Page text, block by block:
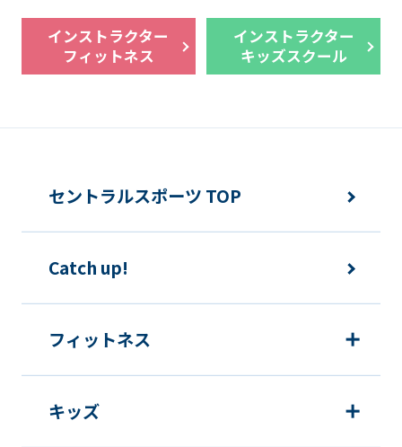
インストラクター
フィットネス
インストラクター
キッズスクール
ask
that
you
understand
before
Automatic
セントラルスポーツ TOP
Catch up!
フィットネス
キッズ